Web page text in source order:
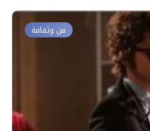
فن وثقافة